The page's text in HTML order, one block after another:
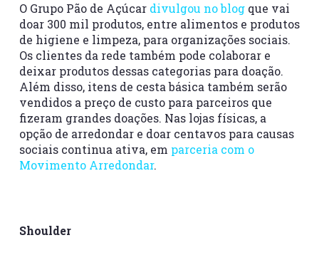
O Grupo Pão de Açúcar divulgou no blogque vai
doar 300 mil produtos, entre alimentos e produtos
de higiene e limpeza, para organizações sociais.
Os clientes da rede também pode colaborar e
deixar produtos dessas categorias para doação.
Além disso, itens de cesta básica também serão
vendidos a preço de custo para parceiros que
fizeram grandes doações. Nas lojas físicas, a
opção de arredondar e doar centavos para causas
sociais continua ativa, em parceria com o
Movimento Arredondar.
Shoulder